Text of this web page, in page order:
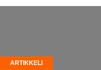
ARTIKKELI